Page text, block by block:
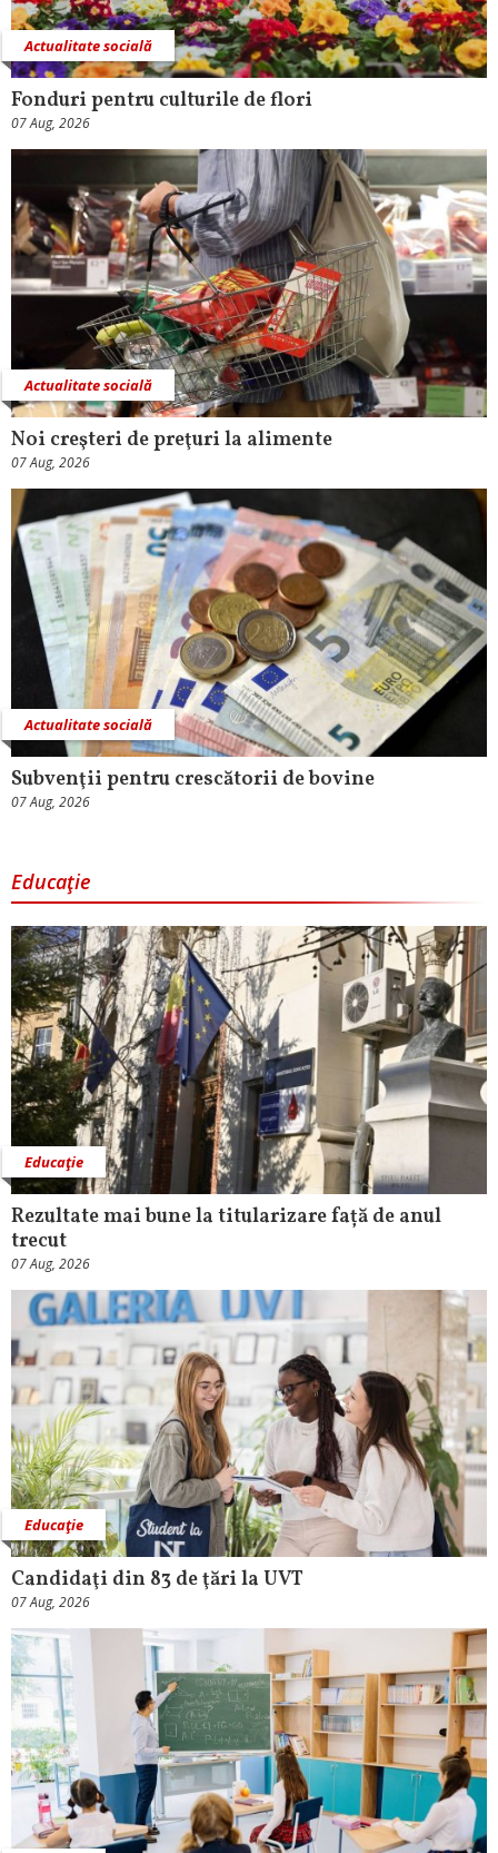
Actualitate socială
Fonduri pentru culturile de flori
07 Aug, 2026
Actualitate socială
Noi creşteri de preţuri la alimente
07 Aug, 2026
Actualitate socială
Subvenţii pentru crescătorii de bovine
07 Aug, 2026
Educaţie
Educaţie
Rezultate mai bune la titularizare față de anul
trecut
07 Aug, 2026
Educaţie
Candidaţi din 83 de ţări la UVT
07 Aug, 2026